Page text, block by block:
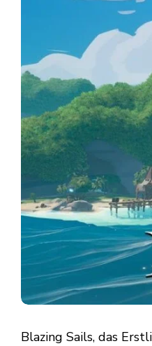
Blazing Sails, das